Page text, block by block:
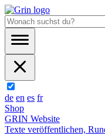
de en es fr
Shop
GRIN Website
Texte veröffentlichen,